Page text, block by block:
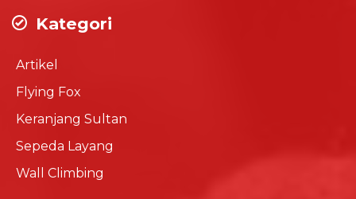
Kategori
Artikel
Flying Fox
Keranjang Sultan
Sepeda Layang
Wall Climbing